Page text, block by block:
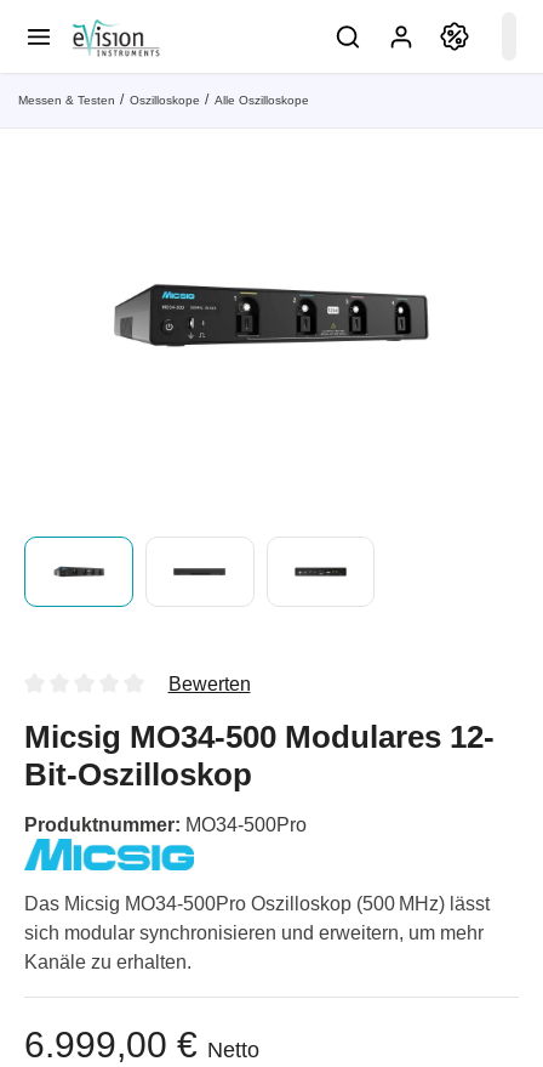
Messen & Testen Oszilloskope Alle Oszilloskope
Bewerten
Micsig MO34-500 Modulares 12-
Bit-Oszilloskop
Produktnummer: MO34-500Pro
Das Micsig MO34-500Pro Oszilloskop (500 MHz) lässt
sich modular synchronisieren und erweitern, um mehr
Kanäle zu erhalten.
6.999,00 € Netto